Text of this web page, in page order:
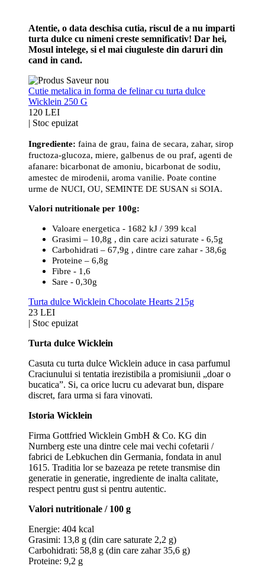
Atentie, o data deschisa cutia, riscul de a nu imparti
turta dulce cu nimeni creste semnificativ! Dar hei,
Mosul intelege, si el mai ciuguleste din daruri din
cand in cand.
Cutie metalica in forma de felinar cu turta dulce
Wicklein 250 G
120 LEI
| Stoc epuizat
Ingrediente: faina de grau, faina de secara, zahar, sirop
fructoza-glucoza, miere, galbenus de ou praf, agenti de
afanare: bicarbonat de amoniu, bicarbonat de sodiu,
amestec de mirodenii, aroma vanilie. Poate contine
urme de NUCI, OU, SEMINTE DE SUSAN si SOIA.
Valori nutritionale per 100g:
Valoare energetica - 1682 kJ / 399 kcal
Grasimi – 10,8g , din care acizi saturate - 6,5g
Carbohidrati – 67,9g , dintre care zahar - 38,6g
Proteine – 6,8g
Fibre - 1,6
Sare - 0,30g
Turta dulce Wicklein Chocolate Hearts 215g
23 LEI
| Stoc epuizat
Turta dulce Wicklein
Casuta cu turta dulce Wicklein aduce in casa parfumul
Craciunului si tentatia irezistibila a promisiunii „doar o
bucatica”. Si, ca orice lucru cu adevarat bun, dispare
discret, fara urma si fara vinovati.
Istoria Wicklein
Firma Gottfried Wicklein GmbH & Co. KG din
Nurnberg este una dintre cele mai vechi cofetarii /
fabrici de Lebkuchen din Germania, fondata in anul
1615. Traditia lor se bazeaza pe retete transmise din
generatie in generatie, ingrediente de inalta calitate,
respect pentru gust si pentru autentic.
Valori nutritionale / 100 g
Energie: 404 kcal
Grasimi: 13,8 g (din care saturate 2,2 g)
Carbohidrati: 58,8 g (din care zahar 35,6 g)
Proteine: 9,2 g